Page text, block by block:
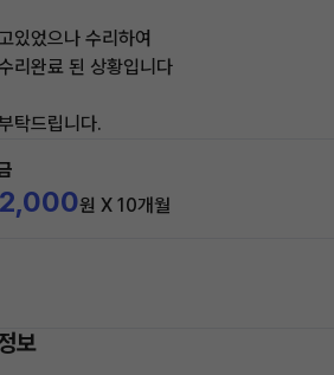
있었으나 수리하여
리완료 된 상황입니다
탁드립니다.
원 X 10개월
보